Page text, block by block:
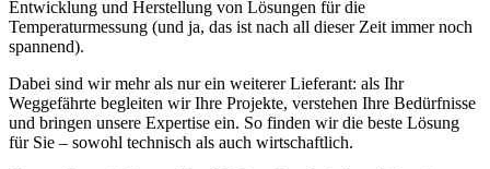
Entwicklung und Herstellung von Lösungen für die
Temperaturmessung (und ja, das ist nach all dieser Zeit immer noch
spannend).
Dabei sind wir mehr als nur ein weiterer Lieferant: als Ihr
Weggefährte begleiten wir Ihre Projekte, verstehen Ihre Bedürfnisse
und bringen unsere Expertise ein. So finden wir die beste Lösung
für Sie – sowohl technisch als auch wirtschaftlich.